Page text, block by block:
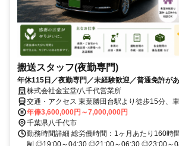
搬送スタッフ(夜勤専門)
年休115日／夜勤専門／未経験歓迎／普通免許が
株式会社金宝堂/八千代営業所
交通・アクセス 東葉勝田台駅より徒歩15分、
年俸3,600,000円～7,000,000円
千葉県八千代市
勤務時間詳細 総労働時間：1ヶ月あたり160時
制 ◎19:00～04:30 ◎21:00～06:30 ◎23:00～